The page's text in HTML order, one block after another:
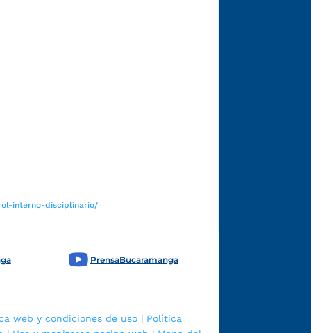
interno-disciplinario/
PrensaBucaramanga
web y condiciones de uso | Política